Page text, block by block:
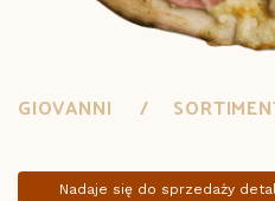
GIOVANNI
Nadaje się do sprzedaży